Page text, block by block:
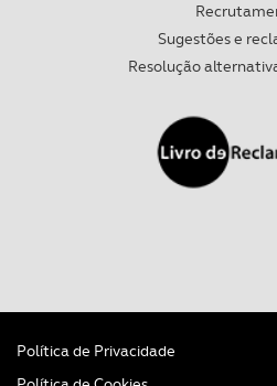
Sugestões e
Resolução
Política de Privacidade